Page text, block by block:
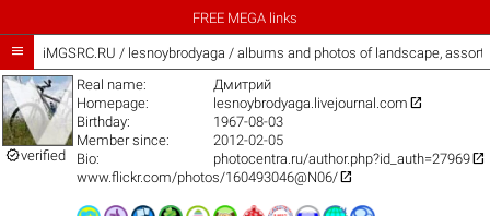
FREE MEGA links
 iMGSRC.RU / lesnoybrodyaga / albums and photos of landscape,
verified
Real name:
Дмитрий
Homepage:
lesnoybrodyaga.livejournal.com 
Birthday:
1967-08-03
Member since:
2012-02-05
Bio:
photocentra.ru/author.php?id_auth=27969
www.flickr.com/photos/160493046@N06/